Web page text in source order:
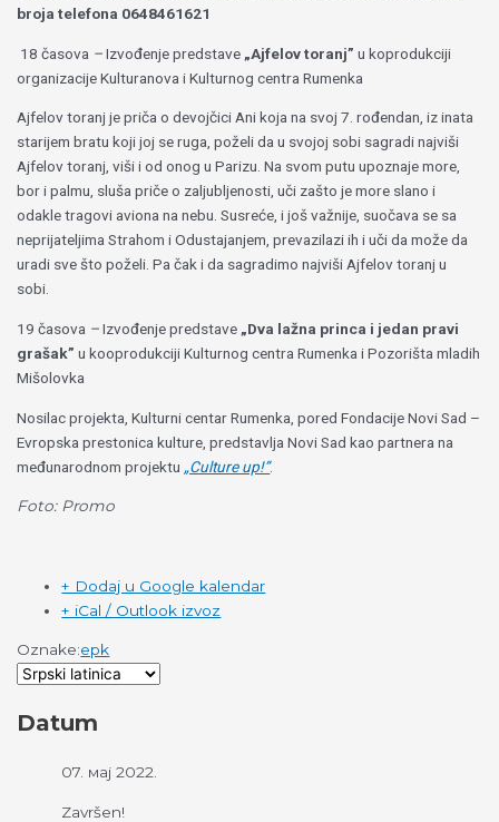
broja telefona 0648461621
18 časova –Izvođenje predstave „Ajfelov toranj” u koprodukciji
organizacije Kulturanova i Kulturnog centra Rumenka
Ajfelov toranjje priča o devojčici Ani koja na svoj 7. rođendan, iz inata
starijem bratu koji joj se ruga, poželi da u svojoj sobi sagradi najviši
Ajfelov toranj, viši i od onog u Parizu. Na svom putu upoznaje more,
bor i palmu, sluša priče o zaljubljenosti, uči zašto je more slano i
odakle tragovi aviona na nebu. Susreće, i još važnije, suočava se sa
neprijateljima Strahom i Odustajanjem, prevazilazi ih i uči da može da
uradi sve što poželi.Pa čak i da sagradimo najviši Ajfelov toranj u
sobi.
19 časova –Izvođenje predstave „Dva lažna princa i jedan pravi
grašak” u kooprodukciji Kulturnog centra Rumenka i Pozorišta mladih
Mišolovka
Nosilac projekta, Kulturni centar Rumenka, pored Fondacije Novi Sad –
Evropska prestonica kulture, predstavlja Novi Sad kao partnera na
međunarodnom projektu „Culture up!”.
Foto: Promo
+ Dodaj u Google kalendar
+ iCal / Outlook izvoz
Oznake:epk
Datum
07. мај 2022.
Završen!